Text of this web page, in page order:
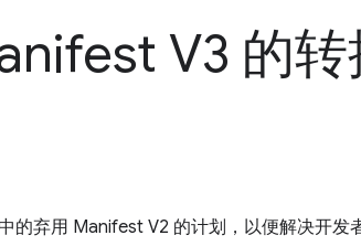
V3 的转
的弃用 Manifest V2 的计划，以便解决开发